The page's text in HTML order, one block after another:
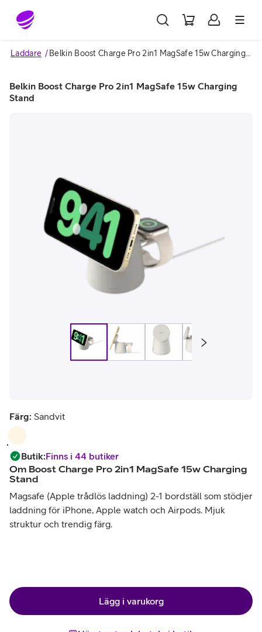
Gå till sidans innehåll
Laddare Belkin Boost Charge Pro 2in1 MagSafe 15w Charging Stand
Belkin Boost Charge Pro 2in1 MagSafe 15w Charging
Stand
Färg: Sandvit
Butik:Finns i 44 butiker
Om Boost Charge Pro 2in1 MagSafe 15w Charging
Stand
Magsafe (Apple trådlös laddning) 2-1 bordställ som stödjer
laddning för iPhone, Apple watch och Airpods. Mjuk
struktur och trendig färg.
Lägg i varukorg